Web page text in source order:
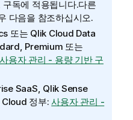
구독에 적용됩니다.다른
다음을 참조하십시오.
또는 Qlik Cloud Data
Premium 또는
사용자 관리 - 용량 기반 구
SaaS, Qlik Sense
정부:사용자 관리 -